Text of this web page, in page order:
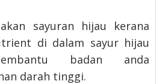
sayuran hijau kerana
di dalam sayur hijau
badan anda
darah tinggi.